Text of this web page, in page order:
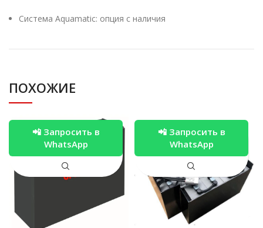
Система Aquamatic: опция с наличия
ПОХОЖИЕ
📲 Запросить в
WhatsApp
📲 Запросить в
WhatsApp